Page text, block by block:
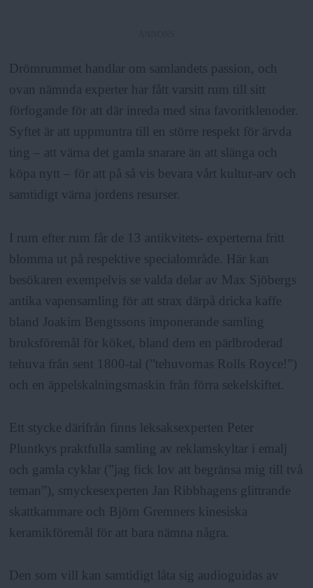
Drömrummet handlar om samlandets passion, och
ovan nämnda experter har fått varsitt rum till sitt
förfogande för att där inreda med sina favoritklenoder.
Syftet är att uppmuntra till en större respekt för ärvda
ting – att värna det gamla snarare än att slänga och
köpa nytt – för att på så vis bevara vårt kultur-arv och
samtidigt värna jordens resurser.
I rum efter rum får de 13 antikvitets- experterna fritt
blomma ut på respektive specialområde. Här kan
besökaren exempelvis se valda delar av Max Sjöbergs
antika vapensamling för att strax därpå dricka kaffe
bland Joakim Bengtssons imponerande samling
bruksföremål för köket, bland dem en pärlbroderad
tehuva från sent 1800-tal (”tehuvornas Rolls Royce!”)
och en äppelskalningsmaskin från förra sekelskiftet.
Ett stycke därifrån finns leksaksexperten Peter
Pluntkys praktfulla samling av reklamskyltar i emalj
och gamla cyklar (”jag fick lov att begränsa mig till två
teman”), smyckesexperten Jan Ribbhagens glittrande
skattkammare och Björn Gremners kinesiska
keramikföremål för att bara nämna några.
Den som vill kan samtidigt låta sig audioguidas av